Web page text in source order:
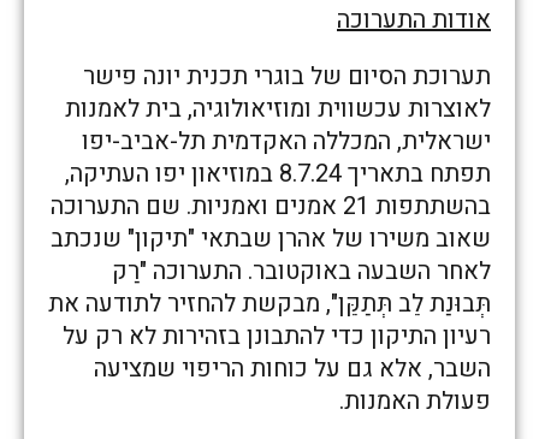
אודות התערוכה
תערוכת הסיום של בוגרי תכנית יונה פישר
לאוצרות עכשווית ומוזיאולוגיה, בית לאמנות
ישראלית, המכללה האקדמית תל-אביב-יפו
תפתח בתאריך 8.7.24 במוזיאון יפו העתיקה,
בהשתתפות 21 אמנים ואמניות. שם התערוכה
שאוב משירו של אהרן שבתאי "תיקון" שנכתב
לאחר השבעה באוקטובר. התערוכה "רַק
תְּבוּנַת לֵב תְּתַקֵּן", מבקשת להחזיר לתודעה את
רעיון התיקון כדי להתבונן בזהירות לא רק על
השבר, אלא גם על כוחות הריפוי שמציעה
פעולת האמנות.